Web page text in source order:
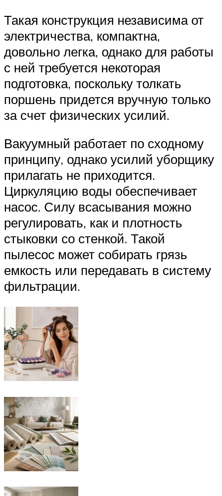
Такая конструкция независима от
электричества, компактна,
довольно легка, однако для работы
с ней требуется некоторая
подготовка, поскольку толкать
поршень придется вручную только
за счет физических усилий.
Вакуумный работает по сходному
принципу, однако усилий уборщику
прилагать не приходится.
Циркуляцию воды обеспечивает
насос. Силу всасывания можно
регулировать, как и плотность
стыковки со стенкой. Такой
пылесос может собирать грязь
емкость или передавать в систему
фильтрации.